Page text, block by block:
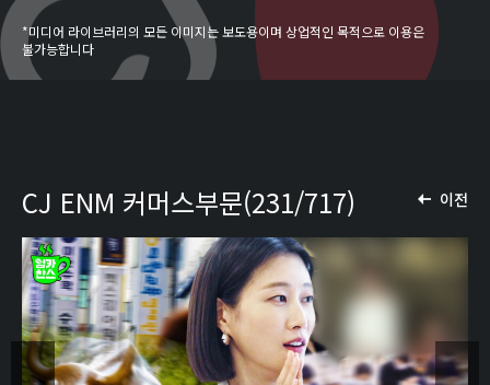
*미디어 라이브러리의 모든 이미지는 보도용이며 상업적인 목적으로 이용은
불가능합니다
이전
CJ ENM 커머스부문(231/717)